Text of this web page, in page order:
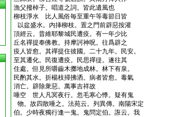
漁父撥棹子。唱道之詞。皆此遺風也
柳枝淨水 比人風俗毎至重午等毒節日皆
以盆盛水。内挿柳枝。置之門前辟惡按灌
頂經云。昔維耶黎城民遭疫。有一年少比
丘名禪提奉佛教。持摩訶神呪。往爲辟之
疫人皆愈。其禪提住彼國。二十九年。民安。
至其遷化。民復遭疫。民思禪徥。遂往其
住處。但見所嚼齒木擲地成林。林下有泉。
民酌其水。折楊枝掃拂洒。病者皆愈。毒氣
消亡。辟除衆惡。萬事吉祥故
唾空 世人凡冥夜行。忽毛寒心悸。疑有鬼
物。故四散唾之。法苑云。列異傳。南陽宋定
伯。少時夜獨行逢一鬼。鬼問定伯。誑云。我